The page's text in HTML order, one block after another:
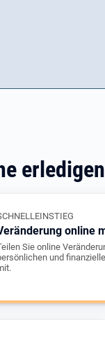
erledigen
online
Sie online
und